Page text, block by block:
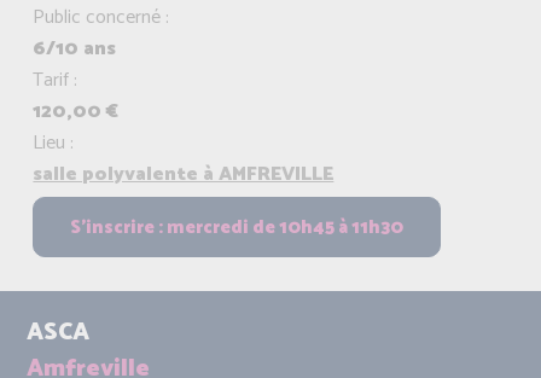
Public concerné :
6/10 ans
Tarif :
120,00 €
Lieu :
salle polyvalente à AMFREVILLE
ASCA
Amfreville